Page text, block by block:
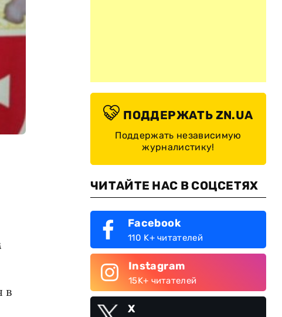
в
ПОДДЕРЖАТЬ ZN.UA
Поддержать независимую
журналистику!
ЧИТАЙТЕ НАС В СОЦСЕТЯХ
Facebook
110 K+ читателей
Instagram
15K+ читателей
X